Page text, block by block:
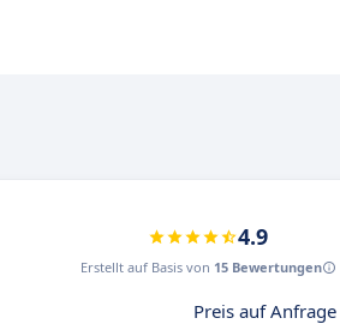
4.9
Erstellt auf Basis von 15 Bewertungen
Preis auf Anfrage